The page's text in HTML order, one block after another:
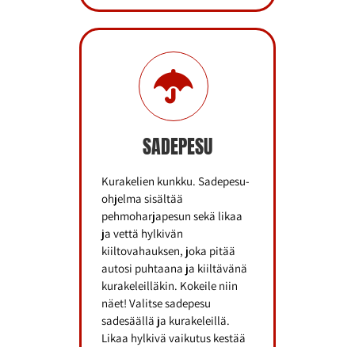
SADEPESU
Kurakelien kunkku. Sadepesu-
ohjelma sisältää
pehmoharjapesun sekä likaa
ja vettä hylkivän
kiiltovahauksen, joka pitää
autosi puhtaana ja kiiltävänä
kurakeleilläkin. Kokeile niin
näet! Valitse sadepesu
sadesäällä ja kurakeleillä.
Likaa hylkivä vaikutus kestää